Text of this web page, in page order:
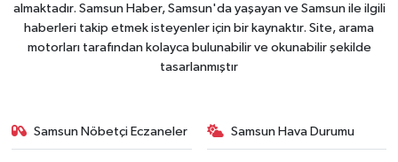
almaktadır. Samsun Haber, Samsun'da yaşayan ve Samsun ile ilgili
haberleri takip etmek isteyenler için bir kaynaktır. Site, arama
motorları tarafından kolayca bulunabilir ve okunabilir şekilde
tasarlanmıştır
Samsun Nöbetçi Eczaneler Samsun Hava Durumu